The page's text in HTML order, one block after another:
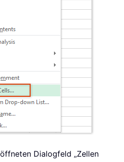
Dialogfeld „Zellen